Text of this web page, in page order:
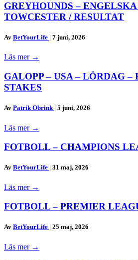
GREYHOUNDS –
TOWCESTER / RESULTAT
Av BetYourLife | 7 juni, 2026
Läs mer →
GALOPP – USA – LÖRDAG –
STAKES
Av Patrik Obrink | 5 juni, 2026
Läs mer →
FOTBOLL – CHAMPIONS
Av BetYourLife | 31 maj, 2026
Läs mer →
FOTBOLL – PREMIER
Av BetYourLife | 25 maj, 2026
Läs mer →